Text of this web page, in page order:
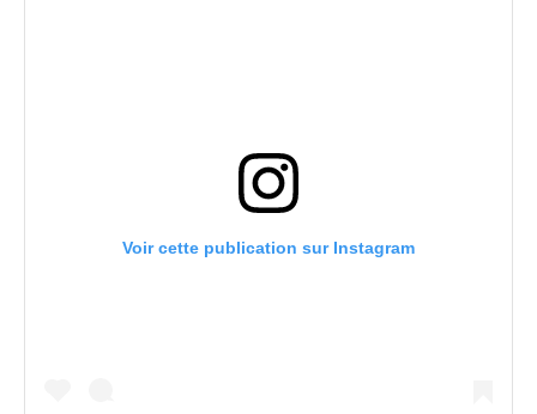
Voir cette publication sur Instagram